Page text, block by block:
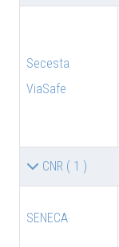
Secesta
ViaSafe
CNR ( 1 )
SENECA